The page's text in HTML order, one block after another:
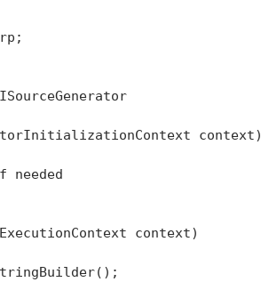
context)
needed
context)